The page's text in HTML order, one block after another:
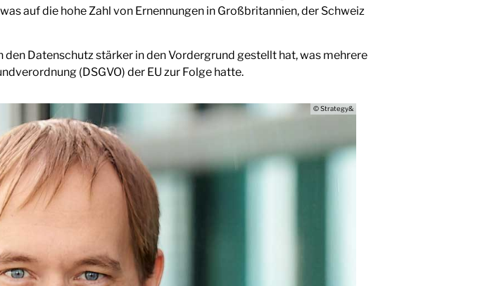
auf die hohe Zahl von Ernennungen in Großbritannien, der Schweiz
Datenschutz stärker in den Vordergrund gestellt hat, was mehrere
(DSGVO) der EU zur Folge hatte.
© Strategy&